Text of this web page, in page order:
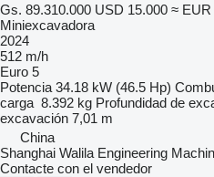
Gs. 89.310.000 USD 15.000 ≈ EUR
Miniexcavadora
2024
512 m/h
Euro 5
Potencia 34.18 kW (46.5 Hp)
carga 8.392 kg Profundidad de
excavación 7,01 m
China
Shanghai Walila Engineering
Contacte con el vendedor